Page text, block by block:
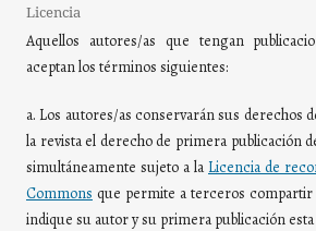
Licencia
Aquellos autores/as que tengan
aceptan los términos siguientes:
a. Los autores/as conservarán sus derechos
la revista el derecho de primera publicación
simultáneamente sujeto a la Licencia de
Commons que permite a terceros compartir
indique su autor y su primera publicación esta